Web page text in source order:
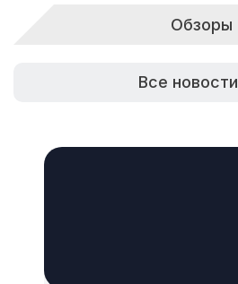
Обзоры
Все новости